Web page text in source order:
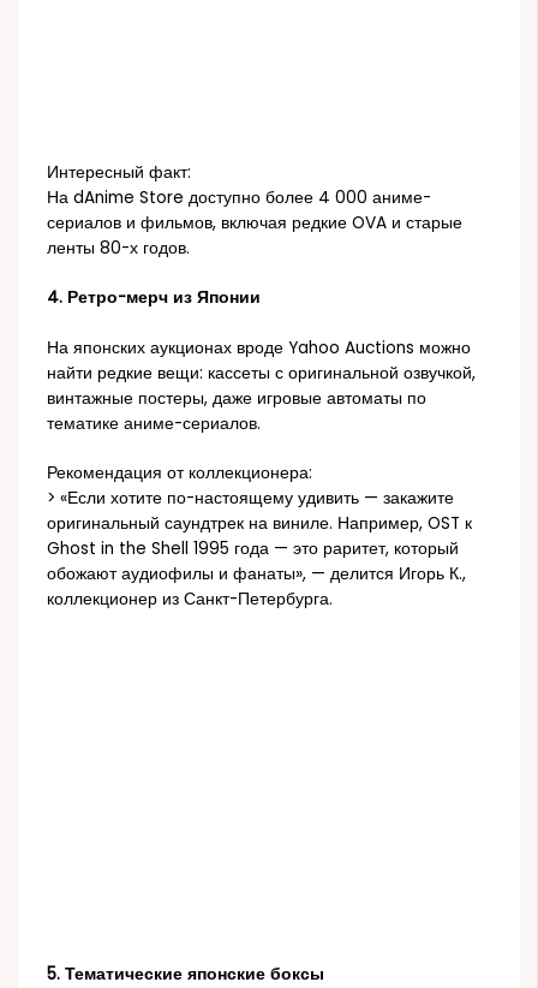
Интересный факт:
На dAnime Store доступно более 4 000 аниме-
сериалов и фильмов, включая редкие OVA и старые
ленты 80-х годов.
4. Ретро-мерч из Японии
На японских аукционах вроде Yahoo Auctions можно
найти редкие вещи: кассеты с оригинальной озвучкой,
винтажные постеры, даже игровые автоматы по
тематике аниме-сериалов.
Рекомендация от коллекционера:
> «Если хотите по-настоящему удивить — закажите
оригинальный саундтрек на виниле. Например, OST к
Ghost in the Shell 1995 года — это раритет, который
обожают аудиофилы и фанаты», — делится Игорь К.,
коллекционер из Санкт-Петербурга.
5. Тематические японские боксы